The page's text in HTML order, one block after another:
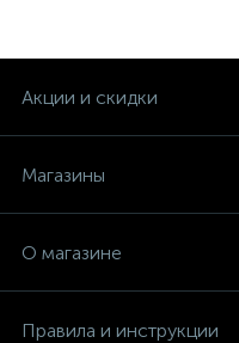
Акции и скидки
Магазины
О магазине
Правила и инструкции